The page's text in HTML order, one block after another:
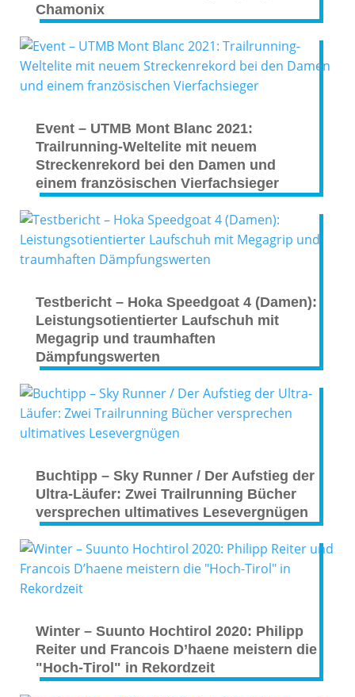
Chamonix
Event – UTMB Mont Blanc 2021:
Trailrunning-Weltelite mit neuem
Streckenrekord bei den Damen und
einem französischen Vierfachsieger
Testbericht – Hoka Speedgoat 4 (Damen):
Leistungsotientierter Laufschuh mit
Megagrip und traumhaften
Dämpfungswerten
Buchtipp – Sky Runner / Der Aufstieg der
Ultra-Läufer: Zwei Trailrunning Bücher
versprechen ultimatives Lesevergnügen
Winter – Suunto Hochtirol 2020: Philipp
Reiter und Francois D’haene meistern die
"Hoch-Tirol" in Rekordzeit